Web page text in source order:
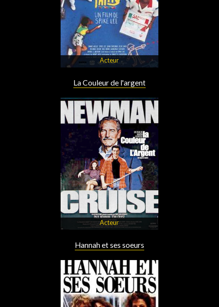
Acteur
La Couleur de l'argent
Acteur
Hannah et ses soeurs